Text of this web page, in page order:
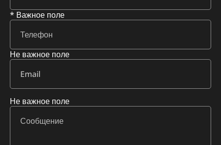
* Важное поле
Не важное поле
Не важное поле